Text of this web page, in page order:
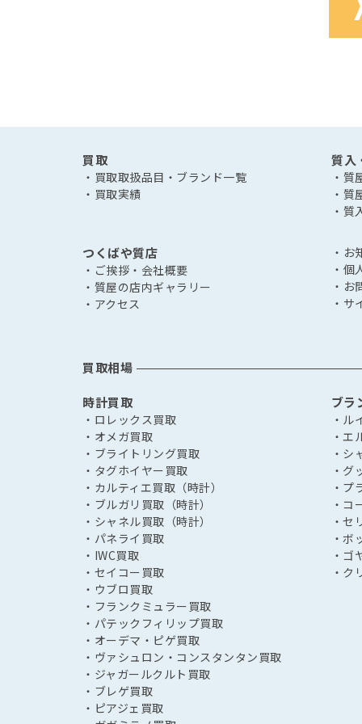
買取
・買取取扱品目・ブランド一覧
・買取実績
質入
・質
・質
・質
つくばや質店
・ご挨拶・会社概要
・質屋の店内ギャラリー
・アクセス
・お
・個
・お
・サ
買取相場
時計買取
・ロレックス買取
・オメガ買取
・ブライトリング買取
・タグホイヤー買取
・カルティエ買取（時計）
・ブルガリ買取（時計）
・シャネル買取（時計）
・パネライ買取
・IWC買取
・セイコー買取
・ウブロ買取
・フランクミュラー買取
・パテックフィリップ買取
・オーデマ・ピゲ買取
・ヴァシュロン・コンスタンタン買取
・ジャガールクルト買取
・ブレゲ買取
・ピアジェ買取
ブラ
・ル
・エ
・シ
・グ
・プ
・コ
・セ
・ボ
・ゴ
・ク